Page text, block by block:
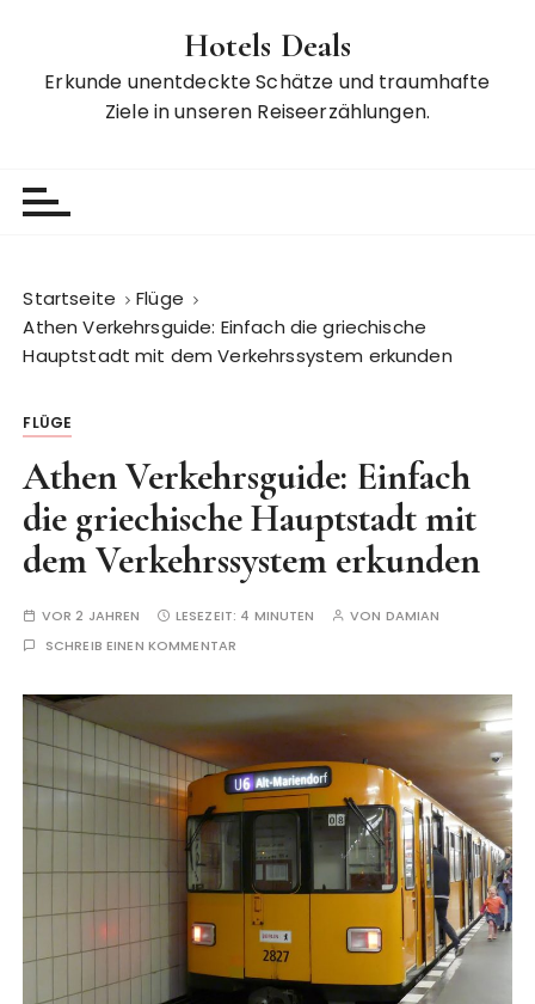
Hotels Deals
Erkunde unentdeckte Schätze und traumhafte
Ziele in unseren Reiseerzählungen.
Startseite
Flüge
Athen Verkehrsguide: Einfach die griechische
Hauptstadt mit dem Verkehrssystem erkunden
FLÜGE
Athen Verkehrsguide: Einfach
die griechische Hauptstadt mit
dem Verkehrssystem erkunden
VOR 2 JAHREN LESEZEIT: 4 MINUTEN VON DAMIAN
SCHREIB EINEN KOMMENTAR